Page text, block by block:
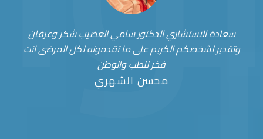
سعادة الاستشاري الدكتور سامي العضيب شكر وعرفان
وتقدير لشخصكم الكريم على ما تقدمونه لكل المرضى انت
فخر للطب والوطن
محسن الشهري